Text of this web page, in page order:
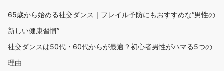
65歳から始める社交ダンス｜フレイル予防にもおすすめな“男性の
新しい健康習慣”
社交ダンスは50代・60代からが最適？初心者男性がハマる5つの
理由